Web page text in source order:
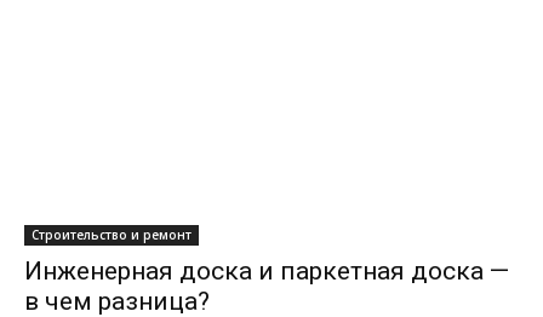
Строительство и ремонт
Инженерная доска и паркетная доска —
в чем разница?